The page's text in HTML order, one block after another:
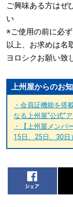
ご興味ある方はぜ
い
※ご使用の前に必
以上、お求めは名
ヨロシクお願い致
上州屋からのお
・会員証機能を搭
なる上州屋“公式”
・【上州屋メンバ
15日、25日、30日